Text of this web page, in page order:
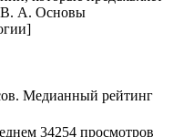
В. А. Основы
Медианный рейтинг
34254 просмотров